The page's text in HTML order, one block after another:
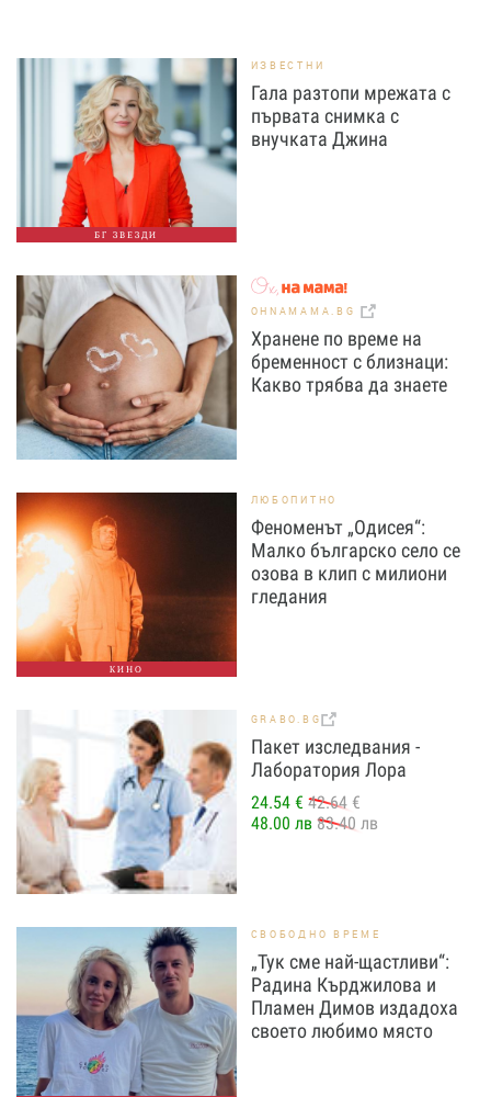
БГ ЗВЕЗДИ
ИЗВЕСТНИ
Гала разтопи мрежата с
първата снимка с
внучката Джина
OHNAMAMA.BG
Хранене по време на
бременност с близнаци:
Какво трябва да знаете
КИНО
ЛЮБОПИТНО
Феноменът „Одисея“:
Малко българско село се
озова в клип с милиони
гледания
GRABO.BG
Пакет изследвания -
Лаборатория Лора
24.54 € 42.64 €
48.00 лв 83.40 лв
СВОБОДНО ВРЕМЕ
„Тук сме най-щастливи“:
Радина Кърджилова и
Пламен Димов издадоха
своето любимо място